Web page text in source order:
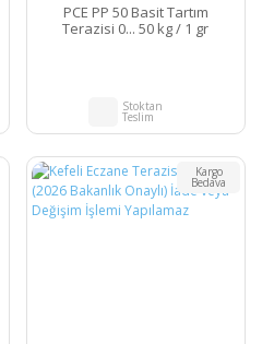
PCE PP 50 Basit Tartım
Terazisi 0... 50 kg / 1 gr
Stoktan
Teslim
Kargo
Bedava